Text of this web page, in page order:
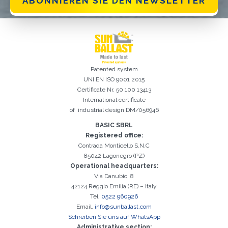
Kontrollkästchen, um mit der Aktivierung fortzufahren
Patented system
UNI EN ISO 9001 2015
Certificate Nr. 50 100 13413
International certificate
of industrial design DM/056946
BASIC SBRL
Registered office:
Contrada Monticello S.N.C
85042 Lagonegro (PZ)
Operational headquarters:
Via Danubio, 8
42124 Reggio Emilia (RE) – Italy
Tel. 0522 960926
Email. info@sunballast.com
Schreiben Sie uns auf WhatsApp